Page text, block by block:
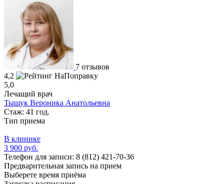
7 отзывов
4,2
5,0
Лечащий врач
Тыщук Вероника Анатольевна
Стаж: 41 год.
Тип приема
В клинике
3 900 руб.
Телефон для записи: 8 (812) 421-70-36
Предварительная запись на прием
Выберете время приёма